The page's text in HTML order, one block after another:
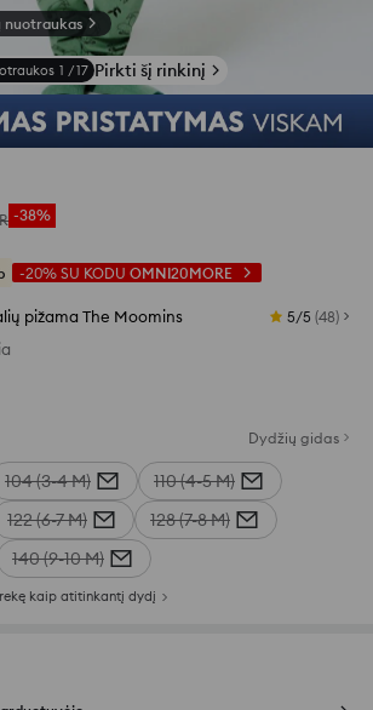
nuotraukas
1 /17 Pirkti šį rinkinį
-38%
-20% SU KODU OMNI20MORE
pižama The Moomins 5/5 (48)
Dydžių gidas
104 (3-4 M)
110 (4-5 M)
122 (6-7 M)
128 (7-8 M)
140 (9-10 M)
kaip atitinkantį dydį